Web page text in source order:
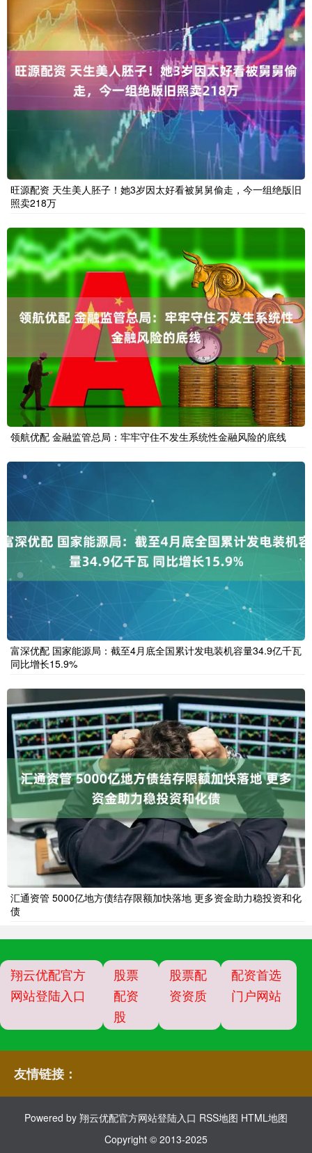
旺源配资 天生美人胚子！她3岁因太好看被舅舅偷走，今一组绝版旧
照卖218万
领航优配 金融监管总局：牢牢守住不发生系统性金融风险的底线
富深优配 国家能源局：截至4月底全国累计发电装机容量34.9亿千瓦
同比增长15.9%
汇通资管 5000亿地方债结存限额加快落地 更多资金助力稳投资和化
债
翔云优配官方
网站登陆入口
股票
配资
股
股票配
资资质
配资首选
门户网站
友情链接：
Powered by 翔云优配官方网站登陆入口 RSS地图 HTML地图
Copyright © 2013-2025